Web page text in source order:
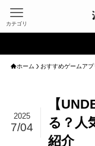
カテゴリ
当サイ
ホーム おすすめゲームアプ
【
る？人
紹介
2025
7/04